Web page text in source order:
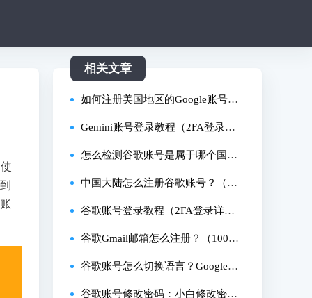
相关文章
如何注册美国地区的Google账号？
（2026美区谷歌账号创建教程）
Gemini账号登录教程（2FA登录详
细步骤）
怎么检测谷歌账号是属于哪个国家
的？10秒在线快捷查询法！
中国大陆怎么注册谷歌账号？（国
内创建Google账号详细教程）
谷歌账号登录教程（2FA登录详细
步骤）
谷歌Gmail邮箱怎么注册？（100%
成功创建账号教程）
谷歌账号怎么切换语言？Google最
新更改语言教程！
谷歌账号修改密码：小白修改密码